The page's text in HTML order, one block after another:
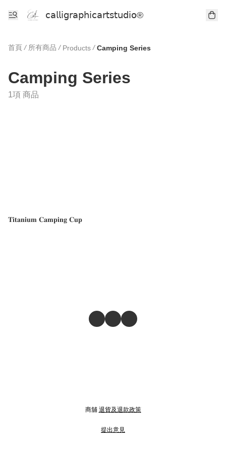
𝖼𝖺𝗅𝗅𝗂𝗀𝗋𝖺𝗉𝗁𝗂𝖼𝖺𝗋𝗍𝗌𝗍𝗎𝖽𝗂𝗈®
首頁 / 所有商品 / Products / Camping Series
Camping Series
1項 商品
𝐓𝐢𝐭𝐚𝐧𝐢𝐮𝐦 𝐂𝐚𝐦𝐩𝐢𝐧𝐠 𝐂𝐮𝐩
商舖 退貨及退款政策
提出意見